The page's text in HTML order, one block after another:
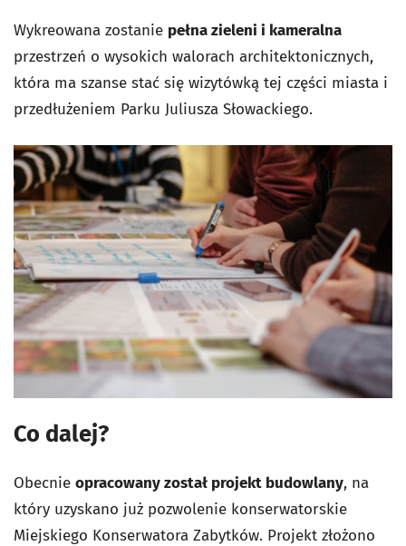
Wykreowana zostanie pełna zieleni i kameralna
przestrzeń o wysokich walorach architektonicznych,
która ma szanse stać się wizytówką tej części miasta i
przedłużeniem Parku Juliusza Słowackiego.
Co dalej?
Obecnie opracowany został projekt budowlany, na
który uzyskano już pozwolenie konserwatorskie
Miejskiego Konserwatora Zabytków. Projekt złożono